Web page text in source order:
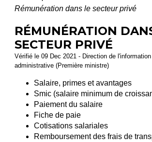
Rémunération dans le secteur privé
RÉMUNÉRATION
SECTEUR PRIVÉ
Vérifié le 09 Dec 2021 - Direction de
administrative (Première ministre)
Salaire, primes et avantages
Smic (salaire minimum de
Paiement du salaire
Fiche de paie
Cotisations salariales
Remboursement des frais de